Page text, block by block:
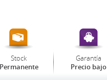
Stock
Permanente
Garantía
Precio bajo